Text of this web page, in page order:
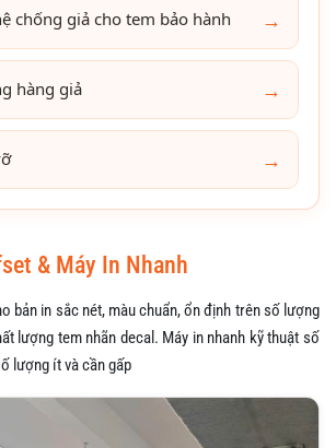
chống giả cho tem bảo hành →
hàng giả →
→
& Máy In Nhanh
bản in sắc nét, màu chuẩn, ổn định trên số lượng
lượng tem nhãn decal. Máy in nhanh kỹ thuật số
lượng ít và cần gấp